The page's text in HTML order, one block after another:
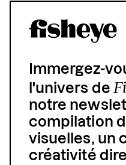
Immergez-
l'univers de
notre
compilation
visuelles, un
créativité